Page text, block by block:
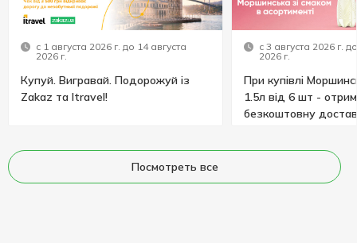
с 1 августа 2026 г. до 14 августа
2026 г.
Купуй. Вигравай. Подорожуй із
Zakaz та Itravel!
с 3 августа 2026 г.
2026 г.
При купівлі
1.5л від 6 шт -
безкоштовну
Посмотреть все